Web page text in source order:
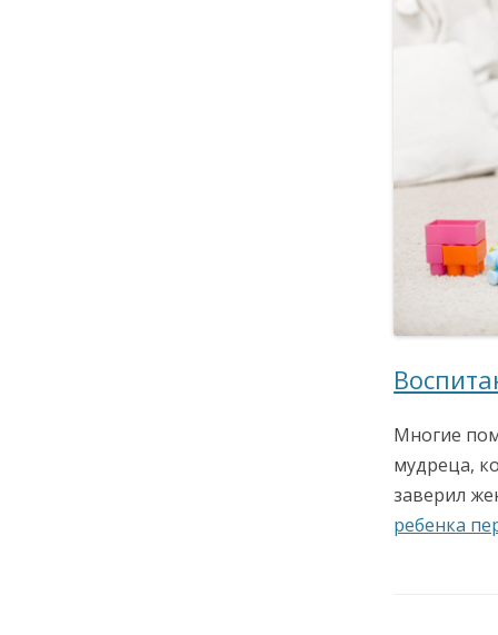
Многие
мудреца,
заверил
ребенка